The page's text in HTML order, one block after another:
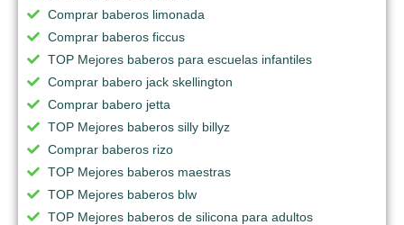
Comprar baberos limonada
Comprar baberos ficcus
TOP Mejores baberos para escuelas infantiles
Comprar babero jack skellington
Comprar babero jetta
TOP Mejores baberos silly billyz
Comprar baberos rizo
TOP Mejores baberos maestras
TOP Mejores baberos blw
TOP Mejores baberos de silicona para adultos